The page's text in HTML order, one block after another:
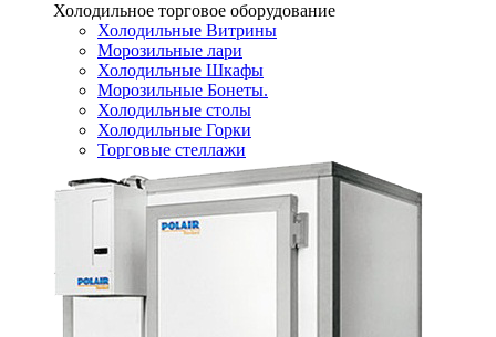
Холодильное торговое оборудование
Холодильные Витрины
Морозильные лари
Холодильные Шкафы
Морозильные Бонеты.
Холодильные столы
Холодильные Горки
Торговые стеллажи